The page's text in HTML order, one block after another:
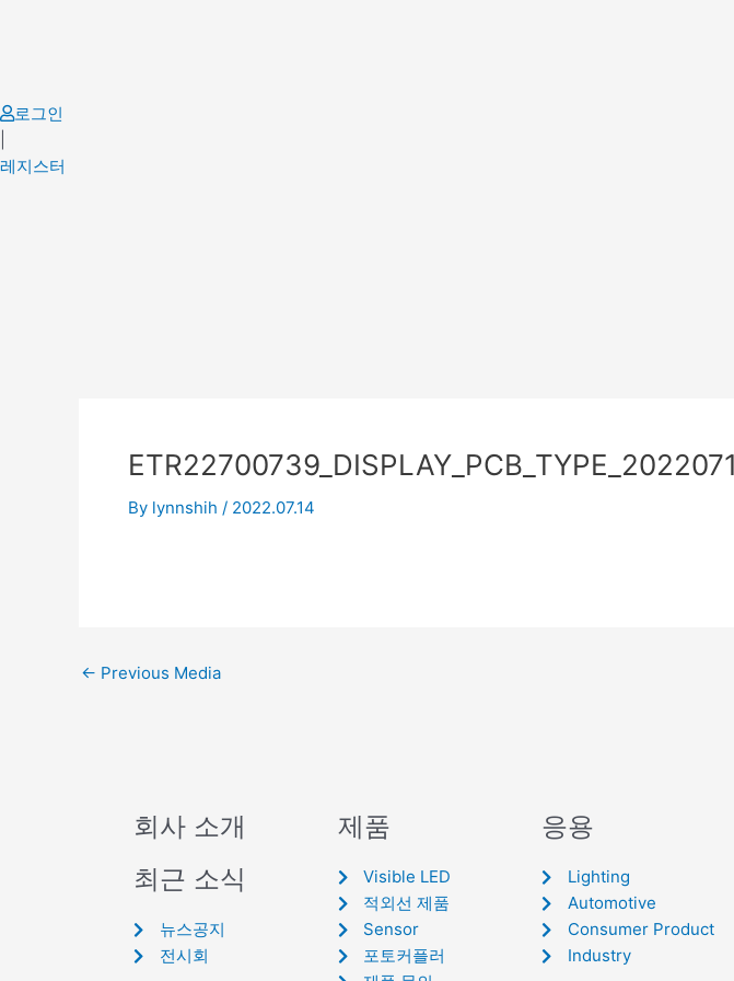
로그인
레지스터
By lynnshih / 2022.07.14
← Previous Media
회사 소개
최근 소식
뉴스공지
전시회
제품
Visible LED
적외선 제품
Sensor
포토커플러
응용
Lighting
Automotive
Consumer Product
Industry